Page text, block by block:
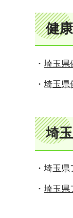
健
・ 埼玉県
・ 埼玉県
埼
・ 埼玉県
・ 埼玉県